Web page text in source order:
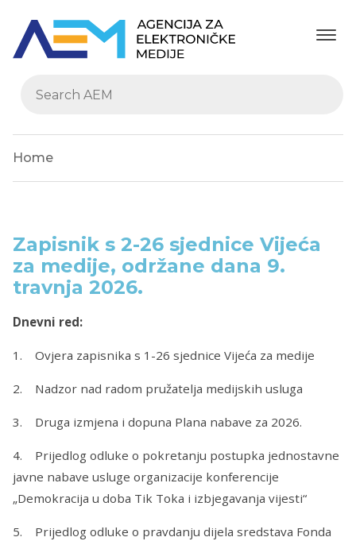
Home
Zapisnik s 2-26 sjednice Vijeća
za medije, održane dana 9.
travnja 2026.
Dnevni red:
1. Ovjera zapisnika s 1-26 sjednice Vijeća za medije
2. Nadzor nad radom pružatelja medijskih usluga
3. Druga izmjena i dopuna Plana nabave za 2026.
4. Prijedlog odluke o pokretanju postupka jednostavne
javne nabave usluge organizacije konferencije
„Demokracija u doba Tik Toka i izbjegavanja vijesti“
5. Prijedlog odluke o pravdanju dijela sredstava Fonda